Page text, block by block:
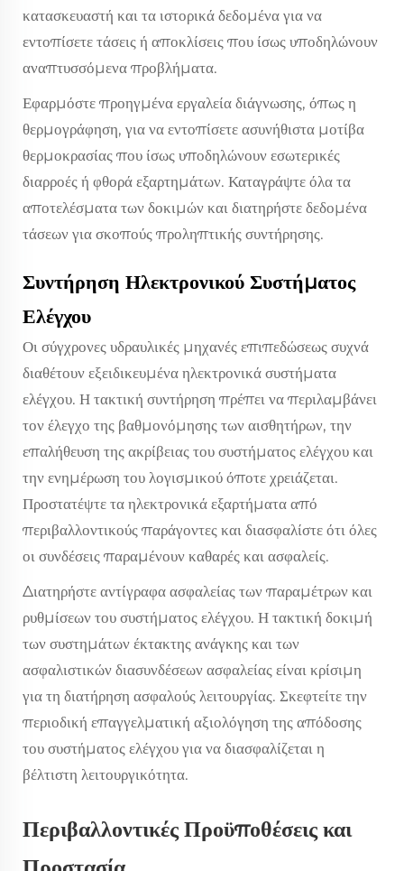
κατασκευαστή και τα ιστορικά δεδομένα για να
εντοπίσετε τάσεις ή αποκλίσεις που ίσως υποδηλώνουν
αναπτυσσόμενα προβλήματα.
Εφαρμόστε προηγμένα εργαλεία διάγνωσης, όπως η
θερμογράφηση, για να εντοπίσετε ασυνήθιστα μοτίβα
θερμοκρασίας που ίσως υποδηλώνουν εσωτερικές
διαρροές ή φθορά εξαρτημάτων. Καταγράψτε όλα τα
αποτελέσματα των δοκιμών και διατηρήστε δεδομένα
τάσεων για σκοπούς προληπτικής συντήρησης.
Συντήρηση Ηλεκτρονικού Συστήματος
Ελέγχου
Οι σύγχρονες υδραυλικές μηχανές επιπεδώσεως συχνά
διαθέτουν εξειδικευμένα ηλεκτρονικά συστήματα
ελέγχου. Η τακτική συντήρηση πρέπει να περιλαμβάνει
τον έλεγχο της βαθμονόμησης των αισθητήρων, την
επαλήθευση της ακρίβειας του συστήματος ελέγχου και
την ενημέρωση του λογισμικού όποτε χρειάζεται.
Προστατέψτε τα ηλεκτρονικά εξαρτήματα από
περιβαλλοντικούς παράγοντες και διασφαλίστε ότι όλες
οι συνδέσεις παραμένουν καθαρές και ασφαλείς.
Διατηρήστε αντίγραφα ασφαλείας των παραμέτρων και
ρυθμίσεων του συστήματος ελέγχου. Η τακτική δοκιμή
των συστημάτων έκτακτης ανάγκης και των
ασφαλιστικών διασυνδέσεων ασφαλείας είναι κρίσιμη
για τη διατήρηση ασφαλούς λειτουργίας. Σκεφτείτε την
περιοδική επαγγελματική αξιολόγηση της απόδοσης
του συστήματος ελέγχου για να διασφαλίζεται η
βέλτιστη λειτουργικότητα.
Περιβαλλοντικές Προϋποθέσεις και